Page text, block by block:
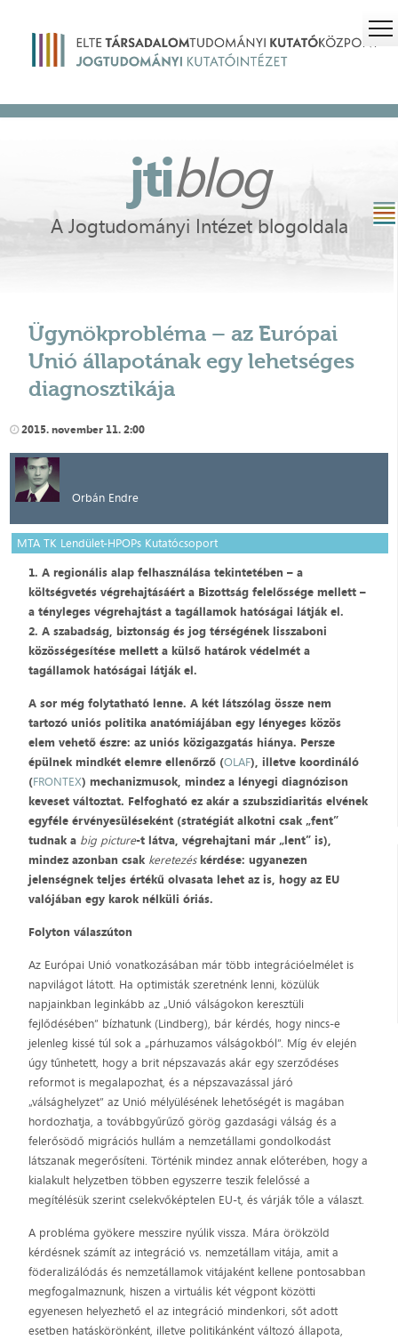
jtiblog
A Jogtudományi Intézet blogoldala
Ügynökprobléma – az Európai
Unió állapotának egy lehetséges
diagnosztikája
2015. november 11. 2:00
Orbán Endre
MTA TK Lendület-HPOPs Kutatócsoport
1. A regionális alap felhasználása tekintetében – a
költségvetés végrehajtásáért a Bizottság felelőssége mellett –
a tényleges végrehajtást a tagállamok hatóságai látják el.
2. A szabadság, biztonság és jog térségének lisszaboni
közösségesítése mellett a külső határok védelmét a
tagállamok hatóságai látják el.
A sor még folytatható lenne. A két látszólag össze nem
tartozó uniós politika anatómiájában egy lényeges közös
elem vehető észre: az uniós közigazgatás hiánya. Persze
épülnek mindkét elemre ellenőrző (OLAF), illetve koordináló
(FRONTEX) mechanizmusok, mindez a lényegi diagnózison
keveset változtat. Felfogható ez akár a szubszidiaritás elvének
egyféle érvényesüléseként (stratégiát alkotni csak „fent”
tudnak a big picture-t látva, végrehajtani már „lent” is),
mindez azonban csak keretezéskérdése: ugyanezen
jelenségnek teljes értékű olvasata lehet az is, hogy az EU
valójában egy karok nélküli óriás.
Folyton válaszúton
Az Európai Unió vonatkozásában már több integrációelmélet is
napvilágot látott. Ha optimisták szeretnénk lenni, közülük
napjainkban leginkább az „Unió válságokon keresztüli
fejlődésében” bízhatunk (Lindberg), bár kérdés, hogy nincs-e
jelenleg kissé túl sok a „párhuzamos válságokból”. Míg év elején
úgy tűnhetett, hogy a brit népszavazás akár egy szerződéses
reformot is megalapozhat, és a népszavazással járó
„válsághelyzet” az Unió mélyülésének lehetőségét is magában
hordozhatja, a továbbgyűrűző görög gazdasági válság és a
felerősödő migrációs hullám a nemzetállami gondolkodást
látszanak megerősíteni. Történik mindez annak előterében, hogy a
kialakult helyzetben többen egyszerre teszik felelőssé a
megítélésük szerint cselekvőképtelen EU-t, és várják tőle a választ.
A probléma gyökere messzire nyúlik vissza. Mára örökzöld
kérdésnek számít az integráció vs. nemzetállam vitája, amit a
föderalizálódás és nemzetállamok vitájaként kellene pontosabban
megfogalmaznunk, hiszen a virtuális két végpont közötti
egyenesen helyezhető el az integráció mindenkori, sőt adott
esetben hatáskörönként, illetve politikánként változó állapota,